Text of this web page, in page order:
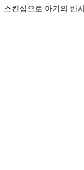
스킨십으로 아기의 반